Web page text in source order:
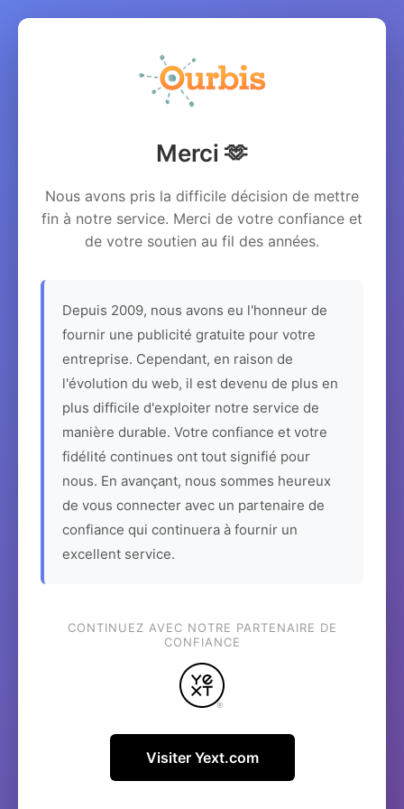
Merci 🫶
Nous avons pris la difficile décision de mettre
fin à notre service. Merci de votre confiance et
de votre soutien au fil des années.
Depuis 2009, nous avons eu l'honneur de
fournir une publicité gratuite pour votre
entreprise. Cependant, en raison de
l'évolution du web, il est devenu de plus en
plus difficile d'exploiter notre service de
manière durable. Votre confiance et votre
fidélité continues ont tout signifié pour
nous. En avançant, nous sommes heureux
de vous connecter avec un partenaire de
confiance qui continuera à fournir un
excellent service.
CONTINUEZ AVEC NOTRE PARTENAIRE DE
CONFIANCE
Visiter Yext.com